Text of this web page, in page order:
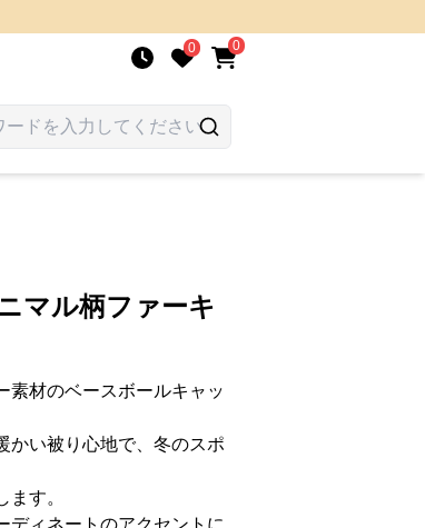
0 0
マル柄ファーキ
素材のベースボールキャッ
かい被り心地で、冬のスポ
す。
ディネートのアクセントに